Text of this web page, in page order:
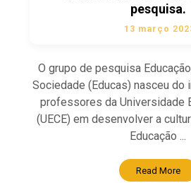
pesquisa.
13 março
O grupo de pesquisa
Sociedade (Educas) nasceu do
professores da Universidade
(UECE) em desenvolver a
Educação ...
Read More